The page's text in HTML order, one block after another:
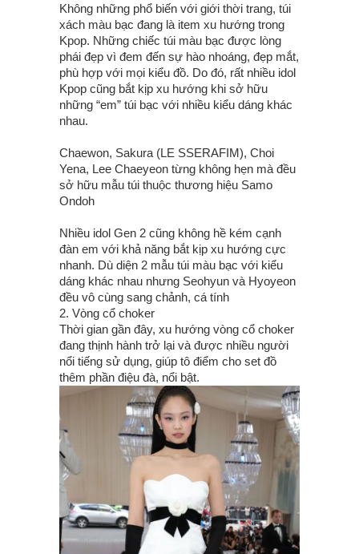
Không những phổ biến với giới thời trang, túi
xách màu bạc đang là item xu hướng trong
Kpop. Những chiếc túi màu bạc được lòng
phái đẹp vì đem đến sự hào nhoáng, đẹp mắt,
phù hợp với mọi kiểu đồ. Do đó, rất nhiều idol
Kpop cũng bắt kịp xu hướng khi sở hữu
những “em” túi bạc với nhiều kiểu dáng khác
nhau.
Chaewon, Sakura (LE SSERAFIM), Choi
Yena, Lee Chaeyeon từng không hẹn mà đều
sở hữu mẫu túi thuộc thương hiệu Samo
Ondoh
Nhiều idol Gen 2 cũng không hề kém cạnh
đàn em với khả năng bắt kịp xu hướng cực
nhanh. Dù diện 2 mẫu túi màu bạc với kiểu
dáng khác nhau nhưng Seohyun và Hyoyeon
đều vô cùng sang chảnh, cá tính
2. Vòng cổ choker
Thời gian gần đây, xu hướng vòng cổ choker
đang thịnh hành trở lại và được nhiều người
nổi tiếng sử dụng, giúp tô điểm cho set đồ
thêm phần điệu đà, nổi bật.